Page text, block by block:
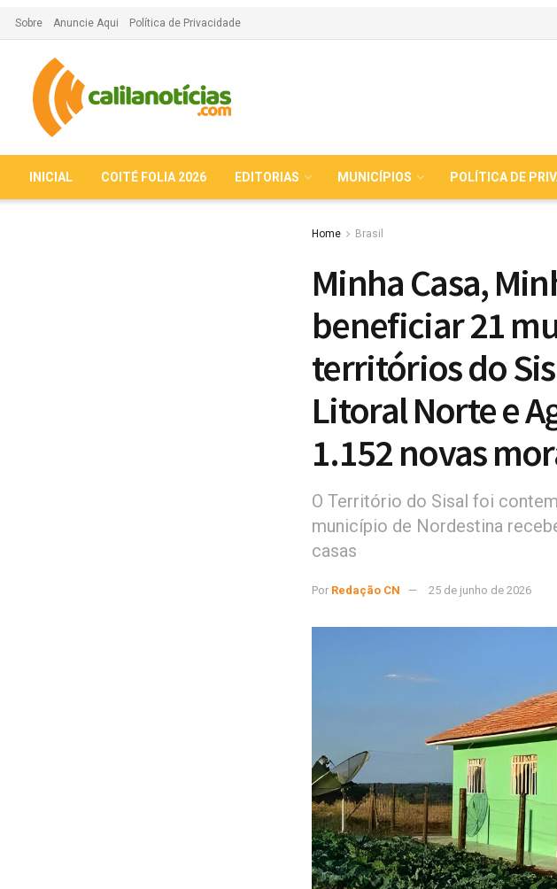
Sobre Anuncie Aqui Política de Privacidade
INICIAL COITÉ FOLIA 2026 EDITORIAS MUNICÍPIOS POLÍTICA DE
Home Brasil
Minha Casa,
beneficiar 21
territórios do
Litoral Norte e
1.152 novas
O Território do Sisal foi
município de Nordestina
casas
Por Redação CN 25 de junho de 2026